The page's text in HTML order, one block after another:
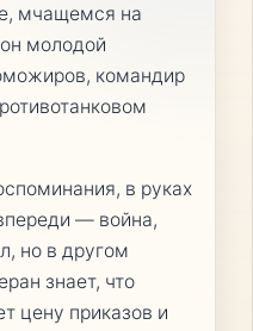
мчащемся на
молодой
командир
в руках
— война,
но в другом
знает, что
цену приказов и